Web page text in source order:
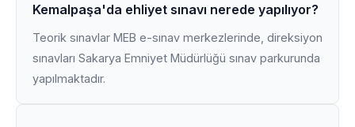
Kemalpaşa'da ehliyet sınavı nerede yapılıyor?
Teorik sınavlar MEB e-sınav merkezlerinde, direksiyon
sınavları Sakarya Emniyet Müdürlüğü sınav parkurunda
yapılmaktadır.